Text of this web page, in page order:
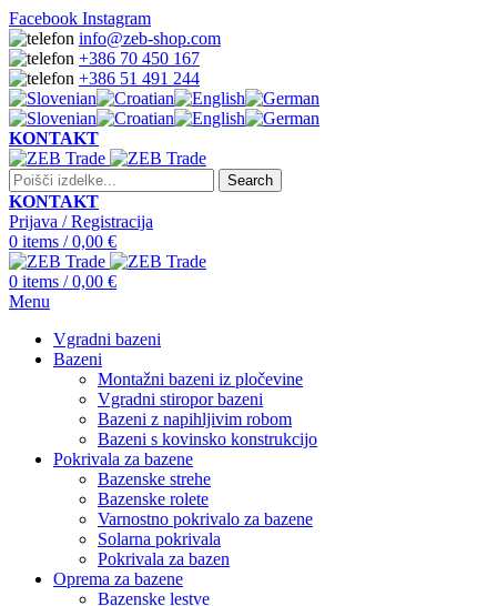
Facebook Instagram
info@zeb-shop.com
+386 70 450 167
+386 51 491 244
KONTAKT
Search
KONTAKT
Prijava / Registracija
0 items / 0,00 €
0 items / 0,00 €
Menu
Vgradni bazeni
Bazeni
Montažni bazeni iz pločevine
Vgradni stiropor bazeni
Bazeni z napihljivim robom
Bazeni s kovinsko konstrukcijo
Pokrivala za bazene
Bazenske strehe
Bazenske rolete
Varnostno pokrivalo za bazene
Solarna pokrivala
Pokrivala za bazen
Oprema za bazene
Bazenske lestve